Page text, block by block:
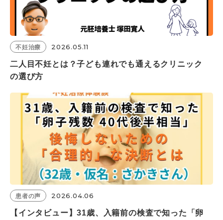
不妊治療 2026.05.11
二人目不妊とは？子ども連れでも通えるクリニック
の選び方
患者の声 2026.04.06
【インタビュー】31歳、入籍前の検査で知った「卵